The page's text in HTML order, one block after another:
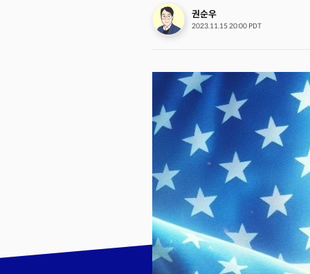
권순우
2023.11.15 20:00 PDT